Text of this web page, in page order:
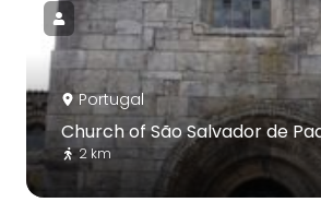
Portugal
Church of São Salvador de
2 km